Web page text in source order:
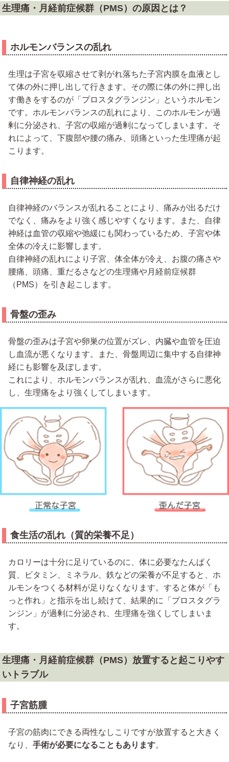
生理痛・月経前症候群（PMS）の原因とは？
ホルモンバランスの乱れ
生理は子宮を収縮させて剥がれ落ちた子宮内膜を血液とし
て体の外に押し出して行きます。その際に体の外に押し出
す働きをするのが「プロスタグランジン」というホルモン
です。ホルモンバランスの乱れにより、このホルモンが過
剰に分泌され、子宮の収縮が過剰になってしまいます。そ
れによって、下腹部や腰の痛み、頭痛といった生理痛が起
こります。
自律神経の乱れ
自律神経のバランスが乱れることにより、痛みが出るだけ
でなく、痛みをより強く感じやすくなります。また、自律
神経は血管の収縮や弛緩にも関わっているため、子宮や体
全体の冷えに影響します。
自律神経の乱れにより子宮、体全体が冷え、お腹の痛さや
腰痛、頭痛、重だるさなどの生理痛や月経前症候群
（PMS）を引き起こします。
骨盤の歪み
骨盤の歪みは子宮や卵巣の位置がズレ、内臓や血管を圧迫
し血流が悪くなります。また、骨盤周辺に集中する自律神
経にも影響を及ぼします。
これにより、ホルモンバランスが乱れ、血流がさらに悪化
し、生理痛をより強くしてしまいます。
食生活の乱れ（質的栄養不足）
カロリーは十分に足りているのに、体に必要なたんぱく
質、ビタミン、ミネラル、鉄などの栄養が不足すると、ホ
ルモンをつくる材料が足りなくなります。すると体が「も
っと作れ」と指示を出し続けて、結果的に「プロスタグラ
ンジン」が過剰に分泌され、生理痛を強くしてしまいま
す。
生理痛・月経前症候群（PMS）放置すると起こりやす
いトラブル
子宮筋腫
子宮の筋肉にできる両性なしこりですが放置すると大きく
なり、 手術が必要になることもあります。